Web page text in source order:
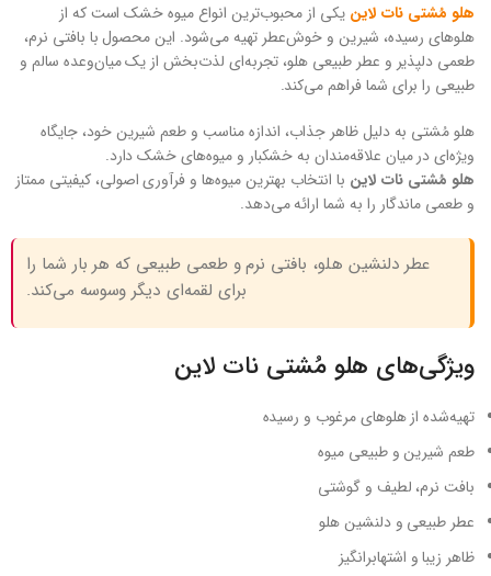
هلو مُشتی نات لاین یکی از محبوب‌ترین انواع میوه خشک است که از
هلوهای رسیده، شیرین و خوش‌عطر تهیه می‌شود. این محصول با بافتی نرم،
طعمی دلپذیر و عطر طبیعی هلو، تجربه‌ای لذت‌بخش از یک میان‌وعده سالم و
طبیعی را برای شما فراهم می‌کند.
هلو مُشتی به دلیل ظاهر جذاب، اندازه مناسب و طعم شیرین خود، جایگاه
ویژه‌ای در میان علاقه‌مندان به خشکبار و میوه‌های خشک دارد.
هلو مُشتی نات لاین با انتخاب بهترین میوه‌ها و فرآوری اصولی، کیفیتی ممتاز
و طعمی ماندگار را به شما ارائه می‌دهد.
عطر دلنشین هلو، بافتی نرم و طعمی طبیعی که هر بار شما را
برای لقمه‌ای دیگر وسوسه می‌کند.
ویژگی‌های هلو مُشتی نات لاین
تهیه‌شده از هلوهای مرغوب و رسیده
طعم شیرین و طبیعی میوه
بافت نرم، لطیف و گوشتی
عطر طبیعی و دلنشین هلو
ظاهر زیبا و اشتهابرانگیز